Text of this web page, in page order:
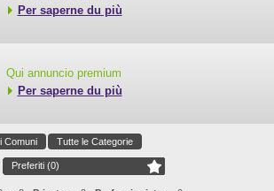
Per saperne du più
Qui annuncio premium
Per saperne du più
Comuni Tutte le Categorie
Preferiti (0)